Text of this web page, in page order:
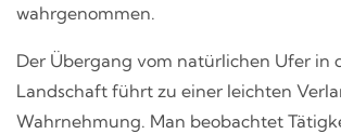
wahrgenommen.
Der Übergang vom natürlichen Ufer in
Landschaft führt zu einer leichten
Wahrnehmung. Man beobachtet